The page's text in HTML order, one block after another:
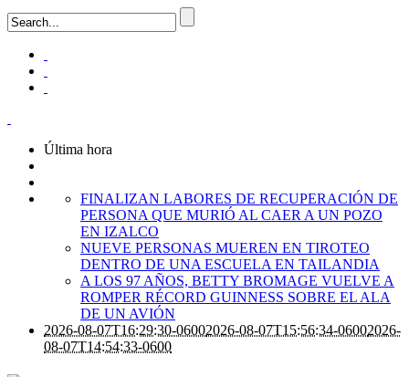
Última hora
FINALIZAN LABORES DE RECUPERACIÓN DE
PERSONA QUE MURIÓ AL CAER A UN POZO
EN IZALCO
NUEVE PERSONAS MUEREN EN TIROTEO
DENTRO DE UNA ESCUELA EN TAILANDIA
A LOS 97 AÑOS, BETTY BROMAGE VUELVE A
ROMPER RÉCORD GUINNESS SOBRE EL ALA
DE UN AVIÓN
2026-08-07T16:29:30-06002026-08-07T15:56:34-06002026-
08-07T14:54:33-0600